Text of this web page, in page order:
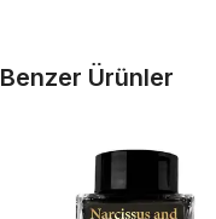
Benzer Ürünler